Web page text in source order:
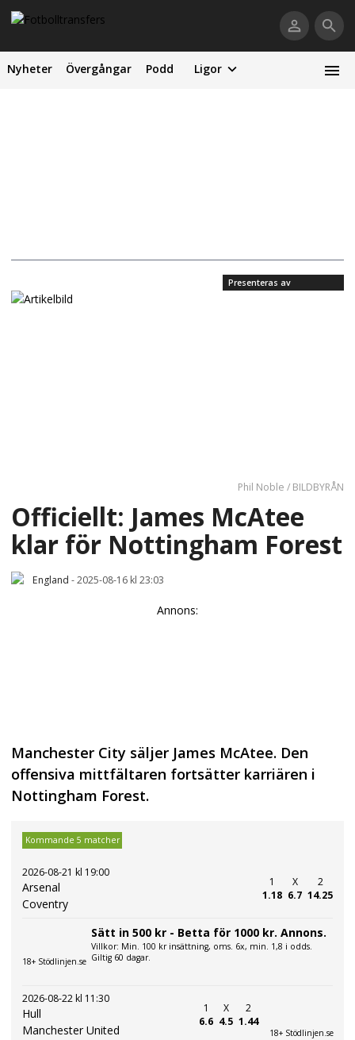
Nyheter Övergångar Podd Ligor
Presenteras av
Phil Noble / BILDBYRÅN
Officiellt: James McAtee
klar för Nottingham Forest
England -2025-08-16 kl 23:03
Annons:
Manchester City säljer James McAtee. Den
offensiva mittfältaren fortsätter karriären i
Nottingham Forest.
Kommande 5 matcher
2026-08-21 kl 19:00
Arsenal
Coventry
1
1.18
X
6.7
2
14.25
18+ Stödlinjen.se
Sätt in 500 kr - Betta för 1000 kr. Annons.
Villkor: Min. 100 kr insättning, oms. 6x, min. 1,8 i odds.
Giltig 60 dagar.
2026-08-22 kl 11:30
Hull
Manchester United
1
6.6
X
4.5
2
1.44
18+ Stödlinjen.se